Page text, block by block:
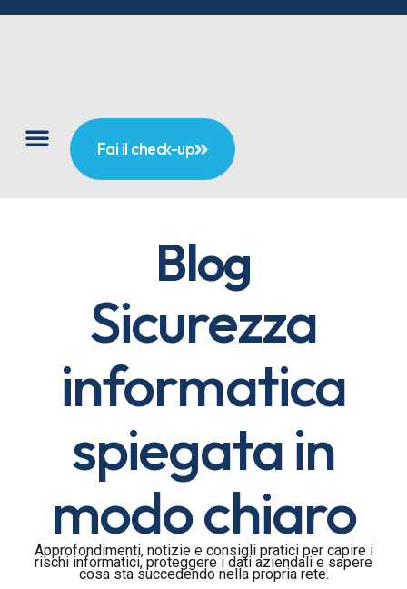
Fai il check-up
Blog
Sicurezza
informatica
spiegata in
modo chiaro
Approfondimenti, notizie e consigli pratici per capire i
rischi informatici, proteggere i dati aziendali e sapere
cosa sta succedendo nella propria rete.